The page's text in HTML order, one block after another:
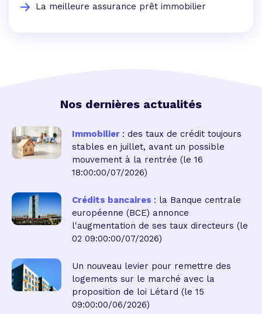
La meilleure assurance prêt immobilier
Nos dernières actualités
Immobilier : des taux de crédit toujours
stables en juillet, avant un possible
mouvement à la rentrée (le 16
18:00:00/07/2026)
Crédits bancaires : la Banque centrale
européenne (BCE) annonce
l'augmentation de ses taux directeurs (le
02 09:00:00/07/2026)
Un nouveau levier pour remettre des
logements sur le marché avec la
proposition de loi Létard (le 15
09:00:00/06/2026)